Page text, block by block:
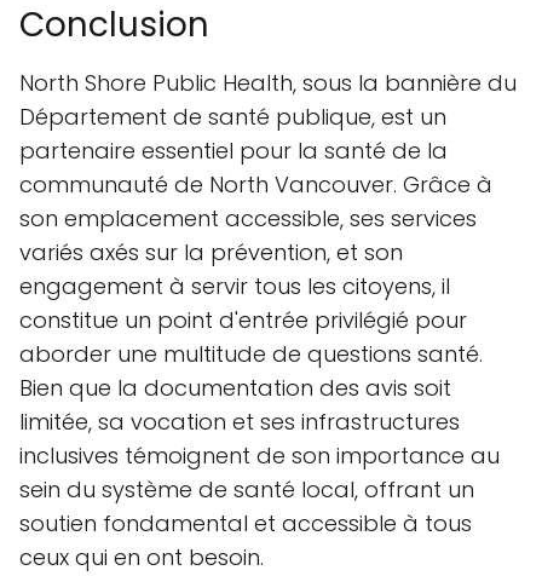
Conclusion
North Shore Public Health, sous la bannière du
Département de santé publique, est un
partenaire essentiel pour la santé de la
communauté de North Vancouver. Grâce à
son emplacement accessible, ses services
variés axés sur la prévention, et son
engagement à servir tous les citoyens, il
constitue un point d'entrée privilégié pour
aborder une multitude de questions santé.
Bien que la documentation des avis soit
limitée, sa vocation et ses infrastructures
inclusives témoignent de son importance au
sein du système de santé local, offrant un
soutien fondamental et accessible à tous
ceux qui en ont besoin.